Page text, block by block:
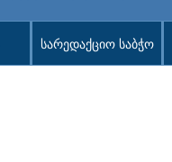
სარედაქციო საბჭო